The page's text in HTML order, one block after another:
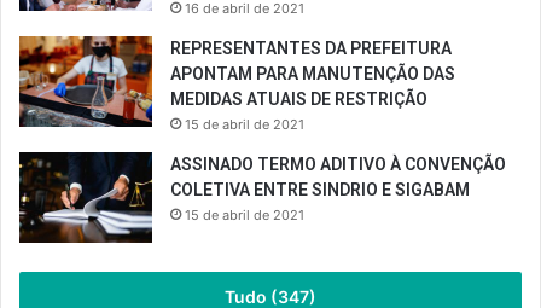
16 de abril de 2021
REPRESENTANTES DA PREFEITURA
APONTAM PARA MANUTENÇÃO DAS
MEDIDAS ATUAIS DE RESTRIÇÃO
15 de abril de 2021
ASSINADO TERMO ADITIVO À CONVENÇÃO
COLETIVA ENTRE SINDRIO E SIGABAM
15 de abril de 2021
Tudo (347)